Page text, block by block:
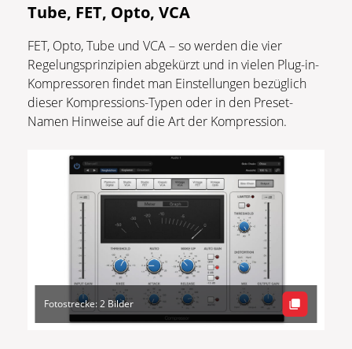
Tube, FET, Opto, VCA
FET, Opto, Tube und VCA – so werden die vier
Regelungsprinzipien abgekürzt und in vielen Plug-in-
Kompressoren findet man Einstellungen bezüglich
dieser Kompressions-Typen oder in den Preset-
Namen Hinweise auf die Art der Kompression.
Fotostrecke: 2 Bilder